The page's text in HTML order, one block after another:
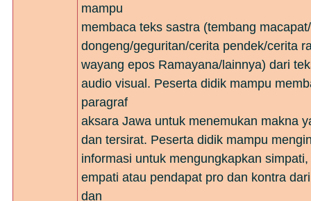
mampu
membaca teks sastra (tembang
dongeng/geguritan/cerita pendek/cerita
wayang epos Ramayana/lainnya) dari
audio visual. Peserta didik mampu
paragraf
aksara Jawa untuk menemukan makna
dan tersirat. Peserta didik mampu
informasi untuk mengungkapkan
empati atau pendapat pro dan kontra
dan